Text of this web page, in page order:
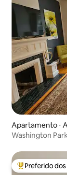
Apartamento ⋅
Washington
Entre os
Preferido